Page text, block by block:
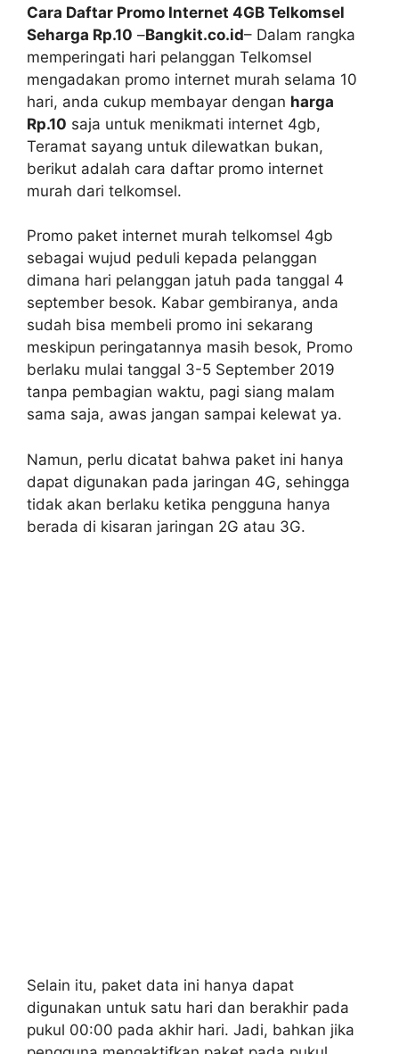
Cara Daftar Promo Internet 4GB Telkomsel
Seharga Rp.10 –Bangkit.co.id– Dalam rangka
memperingati hari pelanggan Telkomsel
mengadakan promo internet murah selama 10
hari, anda cukup membayar dengan harga
Rp.10 saja untuk menikmati internet 4gb,
Teramat sayang untuk dilewatkan bukan,
berikut adalah cara daftar promo internet
murah dari telkomsel.
Promo paket internet murah telkomsel 4gb
sebagai wujud peduli kepada pelanggan
dimana hari pelanggan jatuh pada tanggal 4
september besok. Kabar gembiranya, anda
sudah bisa membeli promo ini sekarang
meskipun peringatannya masih besok, Promo
berlaku mulai tanggal 3-5 September 2019
tanpa pembagian waktu, pagi siang malam
sama saja, awas jangan sampai kelewat ya.
Namun, perlu dicatat bahwa paket ini hanya
dapat digunakan pada jaringan 4G, sehingga
tidak akan berlaku ketika pengguna hanya
berada di kisaran jaringan 2G atau 3G.
Selain itu, paket data ini hanya dapat
digunakan untuk satu hari dan berakhir pada
pukul 00:00 pada akhir hari. Jadi, bahkan jika